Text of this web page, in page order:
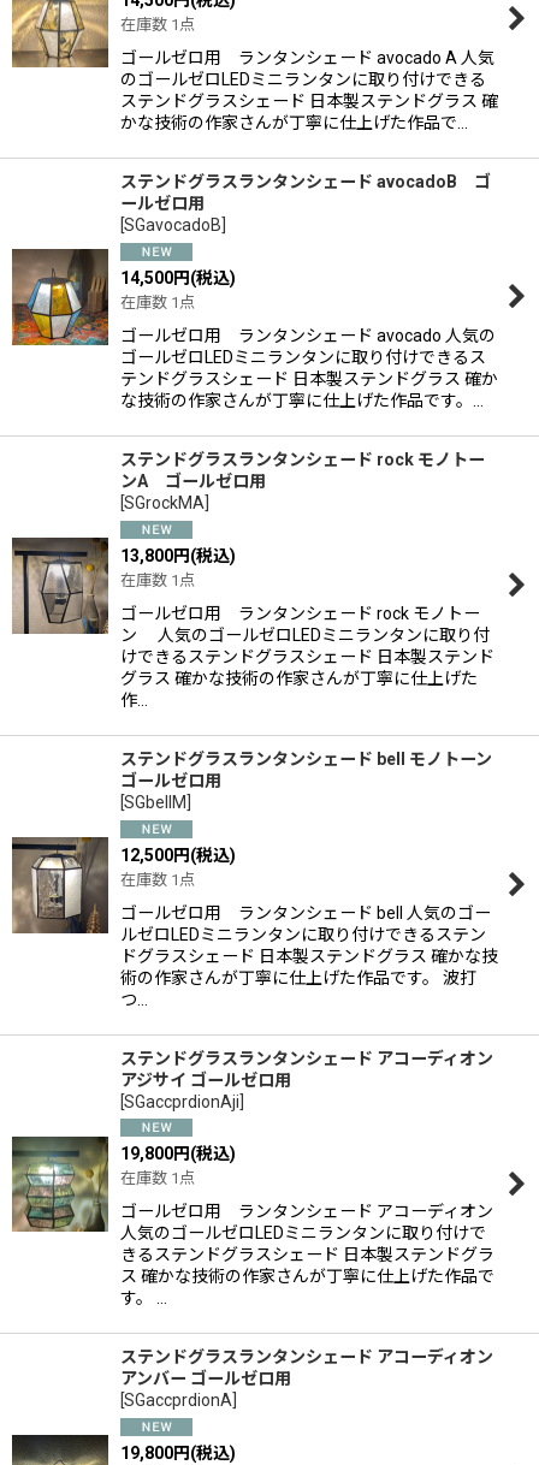
在庫数 1点
ゴールゼロ用 ランタンシェード avocado A 人気
のゴールゼロLEDミニランタンに取り付けできる
ステンドグラスシェード 日本製ステンドグラス 確
かな技術の作家さんが丁寧に仕上げた作品で…
ステンドグラスランタンシェード avocadoB ゴ
ールゼロ用
[SGavocadoB
14,500円(税込)
在庫数 1点
ゴールゼロ用 ランタンシェード avocado 人気の
ゴールゼロLEDミニランタンに取り付けできるス
テンドグラスシェード 日本製ステンドグラス 確か
な技術の作家さんが丁寧に仕上げた作品です。…
ステンドグラスランタンシェード rock モノトー
ンA ゴールゼロ用
[SGrockMA
13,800円(税込)
在庫数 1点
ゴールゼロ用 ランタンシェード rock モノトー
ン 人気のゴールゼロLEDミニランタンに取り付
けできるステンドグラスシェード 日本製ステンド
グラス 確かな技術の作家さんが丁寧に仕上げた
作…
ステンドグラスランタンシェード bell モノトーン
ゴールゼロ用
[SGbellM
12,500円(税込)
在庫数 1点
ゴールゼロ用 ランタンシェード bell 人気のゴー
ルゼロLEDミニランタンに取り付けできるステン
ドグラスシェード 日本製ステンドグラス 確かな技
術の作家さんが丁寧に仕上げた作品です。 波打
つ…
ステンドグラスランタンシェード アコーディオン
アジサイ ゴールゼロ用
[SGaccprdionAji
19,800円(税込)
在庫数 1点
ゴールゼロ用 ランタンシェード アコーディオン
人気のゴールゼロLEDミニランタンに取り付けで
きるステンドグラスシェード 日本製ステンドグラ
ス 確かな技術の作家さんが丁寧に仕上げた作品で
す。 …
ステンドグラスランタンシェード アコーディオン
アンバー ゴールゼロ用
[SGaccprdionA
19,800円(税込)